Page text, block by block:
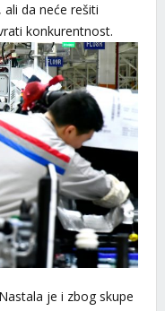
da neće rešiti
konkurentnost.
je i zbog skupe